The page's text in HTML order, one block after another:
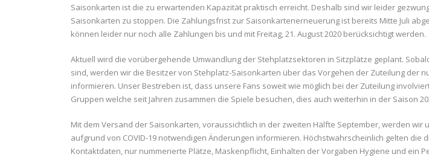
Saisonkarten ist die zu erwartenden Kapazität praktisch erreicht. Deshalb sind wir leider
Saisonkarten zu stoppen. Die Zahlungsfrist zur Saisonkartenerneuerung ist bereits Mitte Juli
können leider nur noch alle Zahlungen bis und mit Freitag, 21. August 2020 berücksichtigt werden.
Aktuell wird die vorübergehende Umwandlung der Stehplatzsektoren in Sitzplätze geplant.
sind, werden wir die Besitzer von Stehplatz-Saisonkarten über das Vorgehen der Zuteilung der
informieren. Unser Bestreben ist, dass unsere Fans soweit wie möglich bei der Zuteilung
Gruppen welche seit Jahren zusammen die Spiele besuchen, dies auch weiterhin in der Saison
Mit dem Versand der Saisonkarten, voraussichtlich in der zweiten Hälfte September, werden wir
aufgrund von COVID-19 notwendigen Änderungen informieren. Höchstwahrscheinlich gelten die
Kontaktdaten, nur nummerierte Plätze, Maskenpflicht, Einhalten der Vorgaben Hygiene und ein